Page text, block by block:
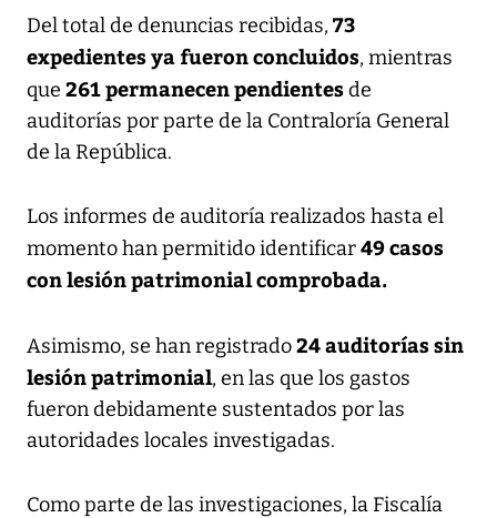
Del total de denuncias recibidas, 73
expedientes ya fueron concluidos, mientras
que 261 permanecen pendientesde
auditorías por parte de la Contraloría General
de la República.
Los informes de auditoría realizados hasta el
momento han permitido identificar49 casos
con lesión patrimonial comprobada.
Asimismo, se han registrado24 auditorías sin
lesión patrimonial, en las que los gastos
fueron debidamente sustentados por las
autoridades locales investigadas.
Como parte de las investigaciones, la Fiscalía